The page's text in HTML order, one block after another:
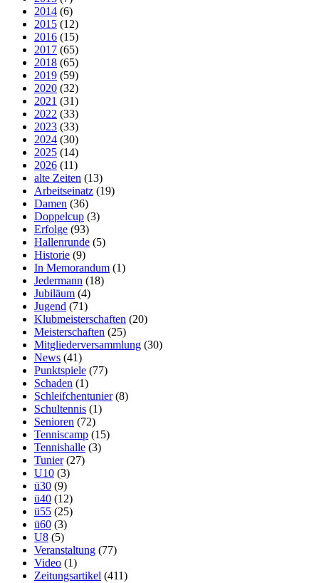
2014 (6)
2015 (12)
2016 (15)
2017 (65)
2018 (65)
2019 (59)
2020 (32)
2021 (31)
2022 (33)
2023 (33)
2024 (30)
2025 (14)
2026 (11)
alte Zeiten (13)
Arbeitseinatz (19)
Damen (36)
Doppelcup (3)
Erfolge (93)
Hallenrunde (5)
Historie (9)
In Memorandum (1)
Jedermann (18)
Jubiläum (4)
Jugend (71)
Klubmeisterschaften (20)
Meisterschaften (25)
Mitgliederversammlung (30)
News (41)
Punktspiele (77)
Schaden (1)
Schleifchentunier(8)
Schultennis (1)
Senioren (72)
Tenniscamp (15)
Tennishalle (3)
Tunier(27)
U10 (3)
ü30 (9)
ü40 (12)
ü55 (25)
ü60 (3)
U8 (5)
Veranstaltung (77)
Video (1)
Zeitungsartikel (411)